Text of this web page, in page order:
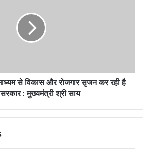
से विकास और रोजगार सृजन कर रही है
सरकार : मुख्यमंत्री श्री साय